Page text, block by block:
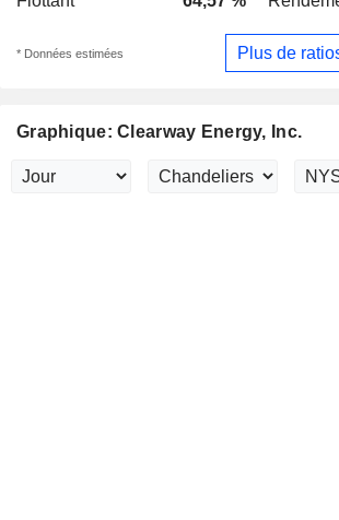
* Données estimées Plus de
Graphique: Clearway Energy, Inc.